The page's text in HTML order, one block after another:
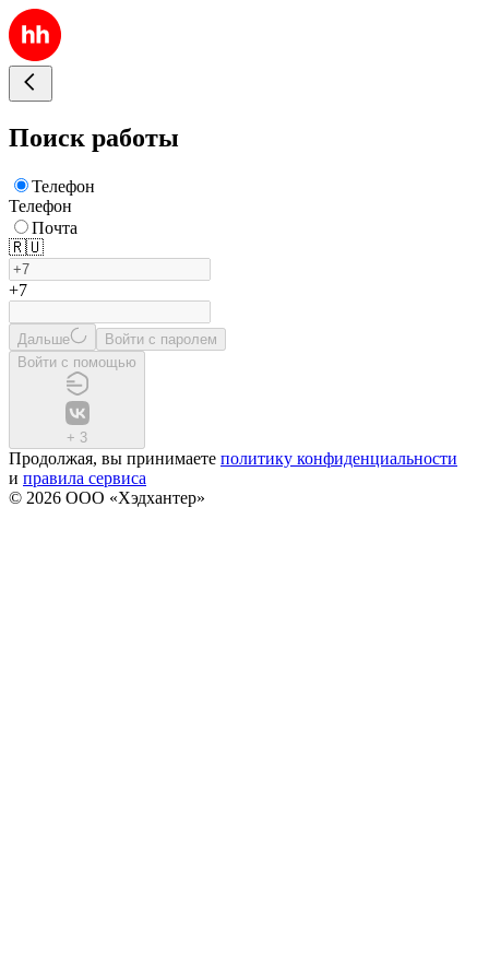
Поиск работы
Телефон
Телефон
Почта
🇷🇺
+7
Дальше
Войти с паролем
Войти с помощью
+ 3
Продолжая, вы принимаете политику конфиденциальности
и правила сервиса
© 2026 ООО «Хэдхантер»